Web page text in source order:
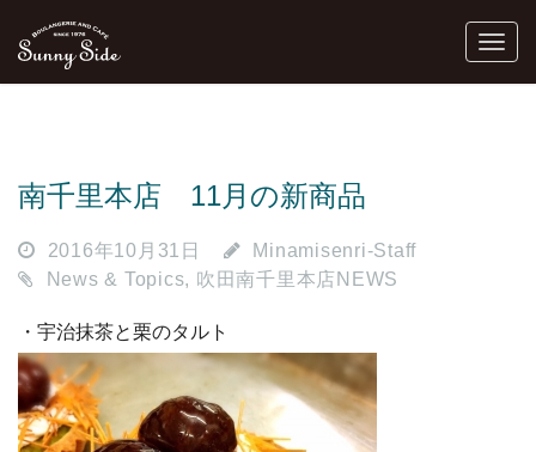
南千里本店 11月の新商品
2016年10月31日
Minamisenri-Staff
News & Topics, 吹田南千里本店NEWS
・宇治抹茶と栗のタルト